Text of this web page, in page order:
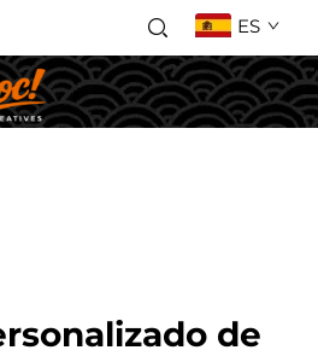
ES
de